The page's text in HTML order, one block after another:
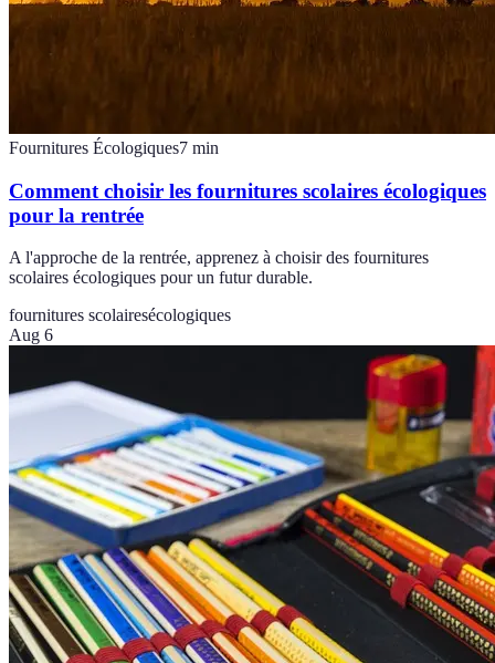
Fournitures Écologiques7 min
Comment choisir les fournitures scolaires écologiques
pour la rentrée
A l'approche de la rentrée, apprenez à choisir des fournitures
scolaires écologiques pour un futur durable.
fournitures scolairesécologiques
Aug 6